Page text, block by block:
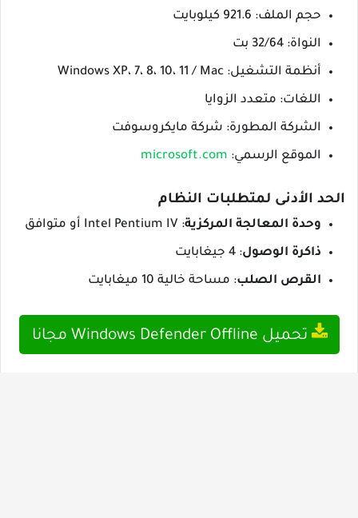
حجم الملف: 921.6 كيلوبايت
النواة: 32/64 بت
أنظمة التشغيل: Windows XP، 7، 8، 10، 11 / Mac
اللغات: متعدد الزوايا
الشركة المطورة: شركة مايكروسوفت
الموقع الرسمي: microsoft.com
الحد الأدنى لمتطلبات النظام
وحدة المعالجة المركزية: Intel Pentium IV أو متوافق
ذاكرة الوصول: 4 جيغابايت
القرص الصلب: مساحة خالية 10 ميغابايت
تحميل Windows Defender Offline مجانا